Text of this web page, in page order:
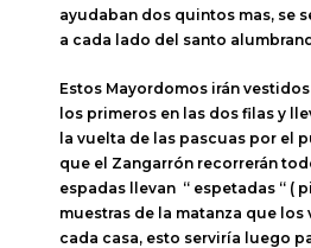
ayudaban dos quintos mas, se
a cada lado del santo
Estos Mayordomos irán
los primeros en las dos filas y
la vuelta de las pascuas por el
que el Zangarrón recorrerán
espadas llevan “ espetadas “ (
muestras de la matanza que los
cada casa, esto serviría luego